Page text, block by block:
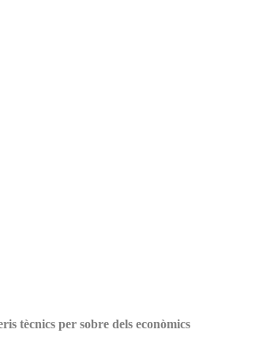
tècnics per sobre dels econòmics